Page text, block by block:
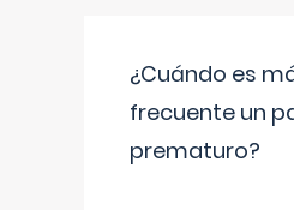
¿Cuándo es
frecuente un
prematuro?